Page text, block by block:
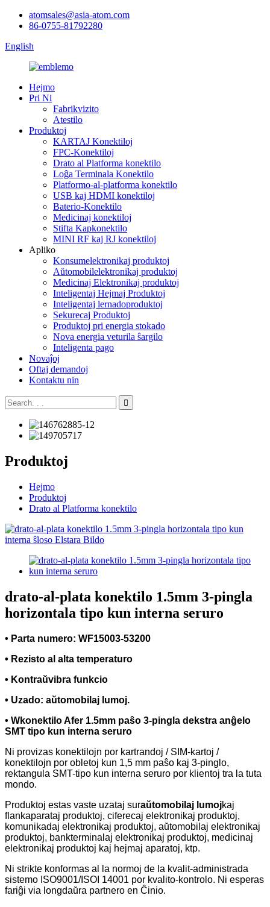
atomsales@asia-atom.com
86-0755-81792280
English
Hejmo
Pri Ni
Fabrikvizito
Atestilo
Produktoj
KARTAJ Konektiloj
FPC-Konektiloj
Drato al Platforma konektilo
Loĝa Terminala Konektilo
Platformo-al-platforma konektilo
USB kaj HDMI konektiloj
Baterio-Konektilo
Medicinaj konektiloj
Stifta Kapkonektilo
MINI RF kaj RJ konektiloj
Apliko
Konsumelektronikaj produktoj
Aŭtomobilelektronikaj produktoj
Medicinaj Elektronikaj produktoj
Inteligentaj Hejmaj Produktoj
Inteligentaj lernadoproduktoj
Sekurecaj Produktoj
Produktoj pri energia stokado
Nova energia veturila ŝargilo
Inteligenta pago
Novaĵoj
Oftaj demandoj
Kontaktu nin
Produktoj
Hejmo
Produktoj
Drato al Platforma konektilo
drato-al-plata konektilo 1.5mm 3-pingla
horizontala tipo kun interna seruro
• Parta numero: WF15003-53200
• Rezisto al alta temperaturo
• Kontraŭvibra funkcio
• Uzado: aŭtomobilaj lumoj.
• Wkonektilo Afer 1.5mm paŝo 3-pingla dekstra anĝelo
SMT tipo kun interna seruro
Ni provizas konektilojn por kartrandoj / SIM-kartoj /
konektilojn por obletoj kun 1,5 mm paŝo kaj 3-pinglo,
rektangula SMT-tipo kun interna seruro por klientoj tra la tuta
mondo.
Produktoj estas vaste uzataj suraŭtomobilaj lumojkaj
flankaparataj produktoj, ciferecaj elektronikaj produktoj,
komunikadaj elektronikaj produktoj, aŭtomobilaj elektronikaj
produktoj, bankterminalaj elektronikaj produktoj, medicinaj
elektronikaj produktoj kaj hejmaj aparatoj, ktp.
Ni strikte konformas al la normoj de la kvalit-administrada
sistemo ISO9001/ISOI 14001 por kvalito-kontrolo. Ni esperas
fariĝi via longdaŭra partnero en Ĉinio.